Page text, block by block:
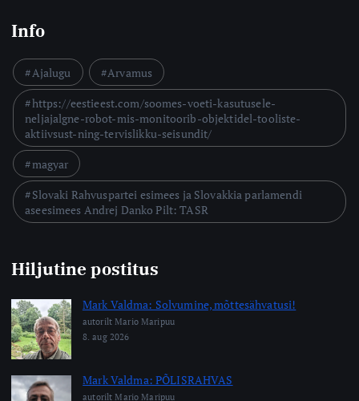
Info
Ajalugu
Arvamus
https://eestieest.com/soomes-voeti-kasutusele-
neljajalgne-robot-mis-monitoorib-objektidel-tooliste-
aktiivsust-ning-tervislikku-seisundit/
magyar
Slovaki Rahvuspartei esimees ja Slovakkia parlamendi
aseesimees Andrej Danko Pilt: TASR
Hiljutine postitus
Mark Valdma: Solvumine, mõttesähvatusi!
autorilt Mario Maripuu
8. aug 2026
Mark Valdma: PÕLISRAHVAS
autorilt Mario Maripuu